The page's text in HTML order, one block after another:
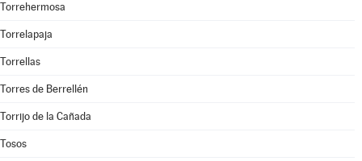
Torrehermosa
Torrelapaja
Torrellas
Torres de Berrellén
Torrijo de la Cañada
Tosos